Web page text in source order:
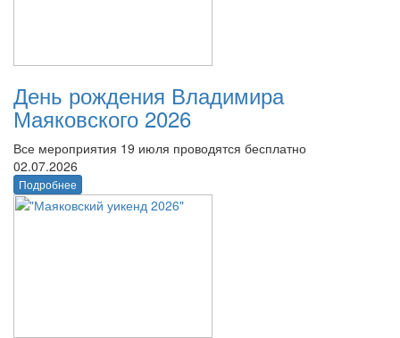
День рождения Владимира
Маяковского 2026
Все мероприятия 19 июля проводятся бесплатно
02.07.2026
Подробнее